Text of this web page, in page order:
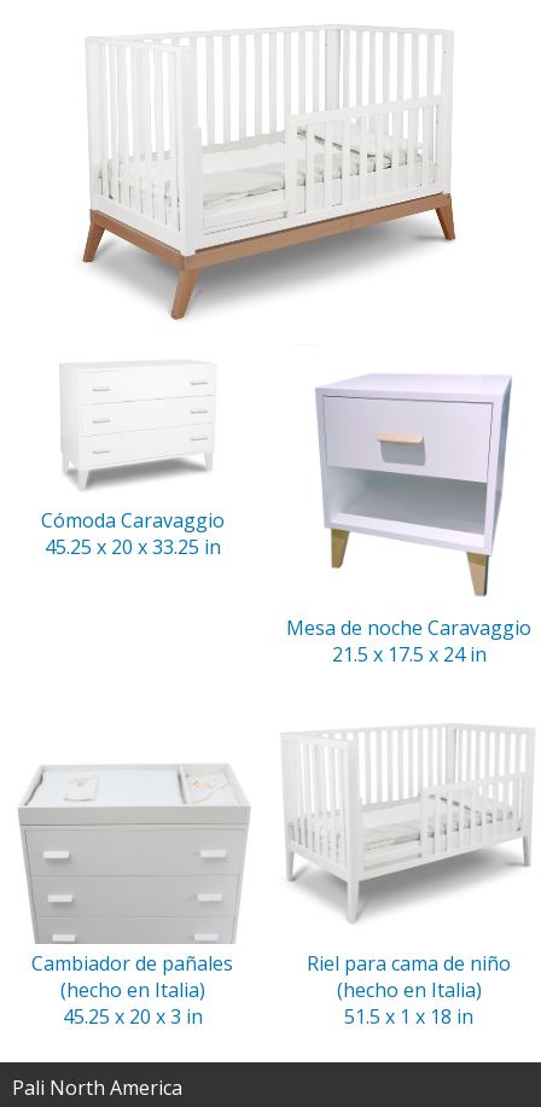
Cómoda Caravaggio
45.25 x 20 x 33.25 in
Mesa de noche Caravaggio
21.5 x 17.5 x 24 in
Cambiador de pañales
(hecho en Italia)
45.25 x 20 x 3 in
Riel para cama de niño
(hecho en Italia)
51.5 x 1 x 18 in
Pali North America